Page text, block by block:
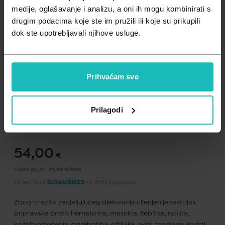
medije, oglašavanje i analizu, a oni ih mogu kombinirati s
drugim podacima koje ste im pružili ili koje su prikupili
dok ste upotrebljavali njihove usluge.
Prihvaćam sve
Prilagodi
Zdravlje muškarca
Zdravlje žene
Minerali
Probiotici i prebiotici
Važna obavijest prema Zakonu o zaštiti potrošača..
54,00 €
Cijena za j.m.: 54,00 €/kom
Unesi kod SUMMER25 za 25% popusta
Zbog izrazito zacjeljujućeg djelovanja cijenjen je sastojak
pripravaka protiv hematoma, masnica, flebitisa, ranica,